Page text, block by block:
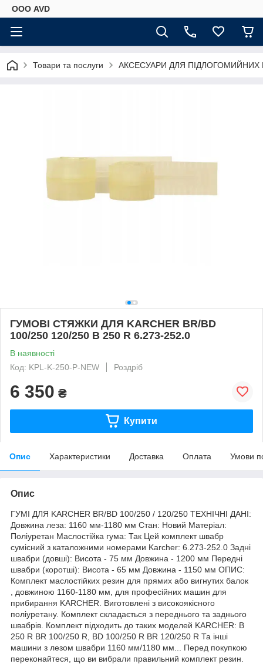
ООО AVD
Товари та послуги АКСЕСУАРИ ДЛЯ
ГУМОВІ СТЯЖКИ ДЛЯ KARCHER BR/BD
100/250 120/250 B 250 R 6.273-252.0
В наявності
Код: KPL-K-250-P-NEW
Роздріб
6 350 ₴
Купити
Опис Характеристики Доставка Оплата Умови
Опис
ГУМІ ДЛЯ KARCHER BR/BD 100/250 / 120/250 ТЕХНІЧНІ ДАНІ:
Довжина леза: 1160 мм-1180 мм Стан: Новий Матеріал:
Поліуретан Маслостійка гума: Так Цей комплект швабр
сумісний з каталожними номерами Karcher: 6.273-252.0 Задні
швабри (довші): Висота - 75 мм Довжина - 1200 мм Передні
швабри (коротші): Висота - 65 мм Довжина - 1150 мм ОПИС:
Комплект маслостійких резин для прямих або вигнутих балок
, довжиною 1160-1180 мм, для професійних машин для
прибирання KARCHER. Виготовлені з високоякісного
поліуретану. Комплект складається з переднього та заднього
швабрів. Комплект підходить до таких моделей KARCHER: B
250 R BR 100/250 R, BD 100/250 R BR 120/250 R Та інші
машини з лезом швабри 1160 мм/1180 мм... Перед покупкою
переконайтеся, що ви вибрали правильний комплект резин.